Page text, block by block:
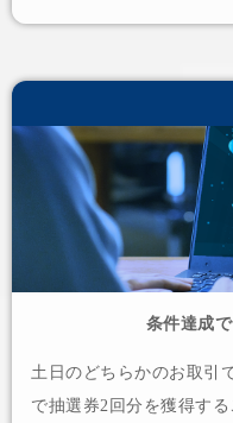
条件達成
土日のどちらかのお取引
で抽選券2回分を獲得す